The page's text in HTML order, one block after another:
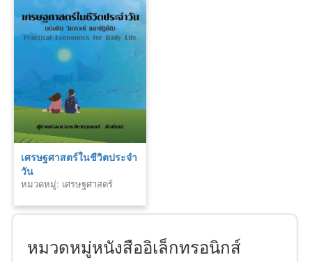
เศรษฐศาสตร์ในชีวิตประจำ
วัน
หมวดหมู่: เศรษฐศาสตร์
หมวดหมู่หนังสืออิเล็กทรอนิกส์